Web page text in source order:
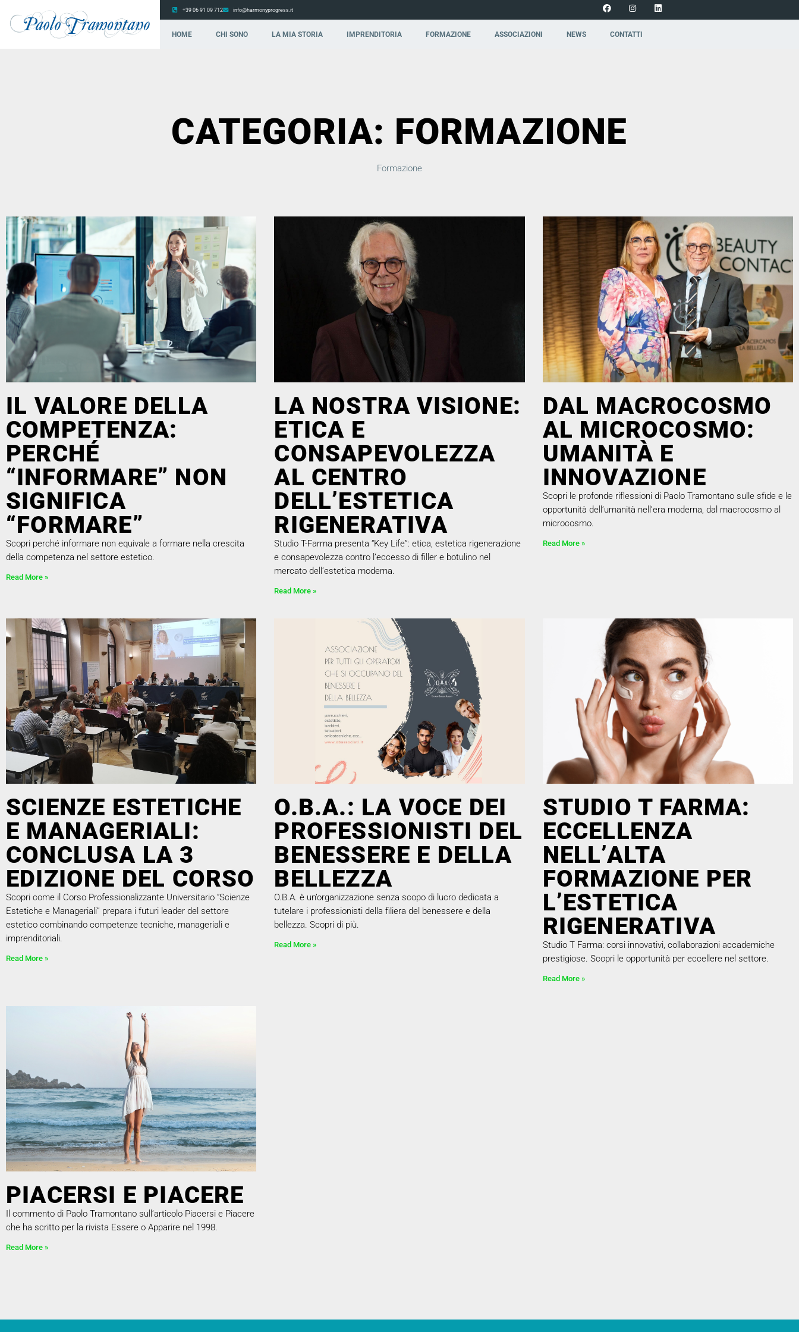
+39 06 91 09 712 info@harmonyprogress.it
HOME CHI SONO LA MIA STORIA IMPRENDITORIA FORMAZIONE ASSOCIAZIONI NEWS CONTATTI
CATEGORIA: FORMAZIONE
Formazione
IL VALORE DELLA
COMPETENZA:
PERCHÉ
“INFORMARE” NON
SIGNIFICA
“FORMARE”
Scopri perché informare non equivale a formare nella crescita
della competenza nel settore estetico.
Read More »
LA NOSTRA VISIONE:
ETICA E
CONSAPEVOLEZZA
AL CENTRO
DELL’ESTETICA
RIGENERATIVA
Studio T-Farma presenta “Key Life”: etica, estetica rigenerazione
e consapevolezza contro l’eccesso di filler e botulino nel
mercato dell’estetica moderna.
Read More »
DAL MACROCOSMO
AL MICROCOSMO:
UMANITÀ E
INNOVAZIONE
Scopri le profonde riflessioni di Paolo Tramontano sulle sfide e le
opportunità dell’umanità nell’era moderna, dal macrocosmo al
microcosmo.
Read More »
SCIENZE ESTETICHE
E MANAGERIALI:
CONCLUSA LA 3
EDIZIONE DEL CORSO
Scopri come il Corso Professionalizzante Universitario “Scienze
Estetiche e Manageriali” prepara i futuri leader del settore
estetico combinando competenze tecniche, manageriali e
imprenditoriali.
Read More »
O.B.A.: LA VOCE DEI
PROFESSIONISTI DEL
BENESSERE E DELLA
BELLEZZA
O.B.A. è un’organizzazione senza scopo di lucro dedicata a
tutelare i professionisti della filiera del benessere e della
bellezza. Scopri di più.
Read More »
STUDIO T FARMA:
ECCELLENZA
NELL’ALTA
FORMAZIONE PER
L’ESTETICA
RIGENERATIVA
Studio T Farma: corsi innovativi, collaborazioni accademiche
prestigiose. Scopri le opportunità per eccellere nel settore.
Read More »
PIACERSI E PIACERE
Il commento di Paolo Tramontano sull’articolo Piacersi e Piacere
che ha scritto per la rivista Essere o Apparire nel 1998.
Read More »